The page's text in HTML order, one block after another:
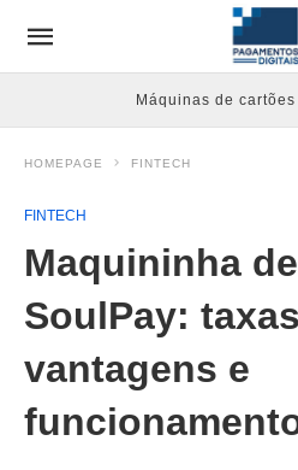
Máquinas de
HOMEPAGE FINTECH
FINTECH
Maquininha
SoulPay:
vantagens e